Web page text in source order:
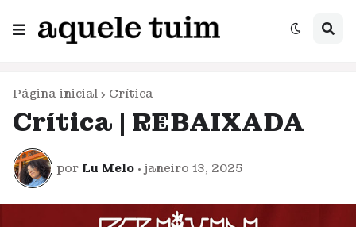
Página inicial Crítica
Crítica | REBAIXADA
por Lu Melo • janeiro 13, 2025